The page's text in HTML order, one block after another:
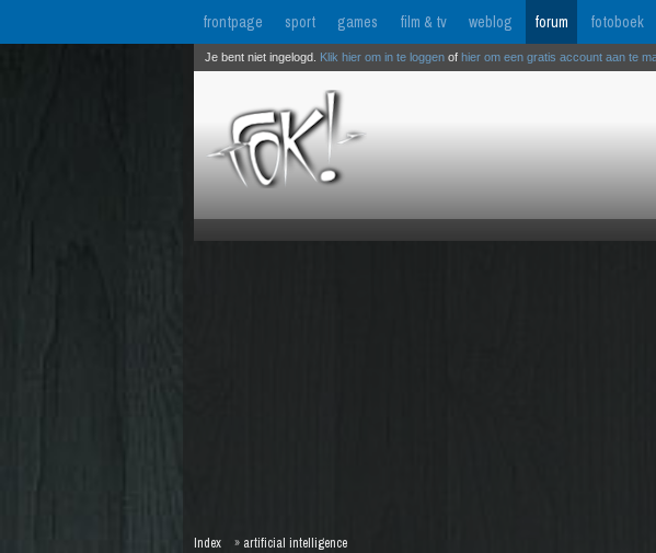
frontpage sport games film & tv weblog forum fotoboek
Je bent niet ingelogd. Klik hier om in te loggen of hier om een gratis account aan te
Index » artificial intelligence